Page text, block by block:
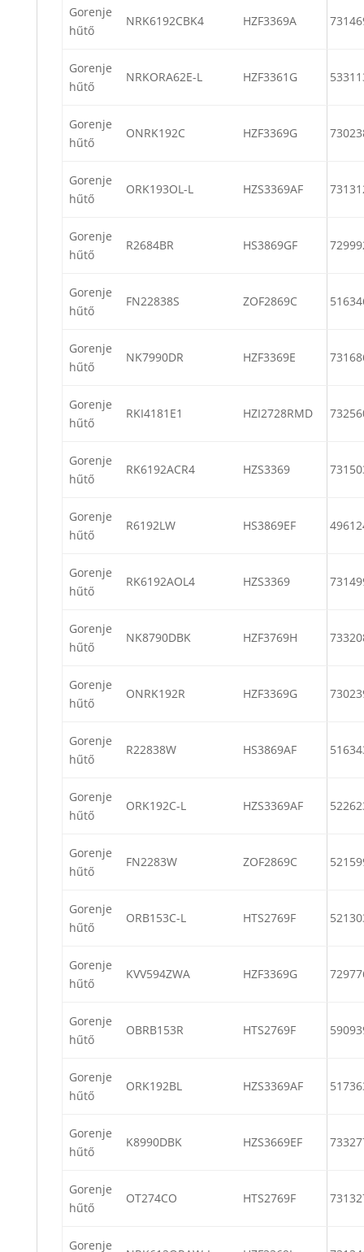
Gorenje
hűtő
NRK6192CBK4 HZF3369A
Gorenje
hűtő
NRKORA62E-L HZF3361G
Gorenje
hűtő
ONRK192C HZF3369G
Gorenje
hűtő
ORK193OL-L HZS3369AF
Gorenje
hűtő
R2684BR HS3869GF
Gorenje
hűtő
FN22838S ZOF2869C
Gorenje
hűtő
NK7990DR HZF3369E
Gorenje
hűtő
RKI4181E1 HZI2728RMD
Gorenje
hűtő
RK6192ACR4 HZS3369
Gorenje
hűtő
R6192LW HS3869EF
Gorenje
hűtő
RK6192AOL4 HZS3369
Gorenje
hűtő
NK8790DBK HZF3769H
Gorenje
hűtő
ONRK192R HZF3369G
Gorenje
hűtő
R22838W HS3869AF
Gorenje
hűtő
ORK192C-L HZS3369AF
Gorenje
hűtő
FN2283W ZOF2869C
Gorenje
hűtő
ORB153C-L HTS2769F
Gorenje
hűtő
KVV594ZWA HZF3369G
Gorenje
hűtő
OBRB153R HTS2769F
Gorenje
hűtő
ORK192BL HZS3369AF
Gorenje
hűtő
K8990DBK HZS3669EF
Gorenje
hűtő
OT274CO HTS2769F
Gorenje